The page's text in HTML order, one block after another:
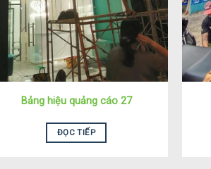
Bảng hiệu quảng cáo 27
ĐỌC TIẾP